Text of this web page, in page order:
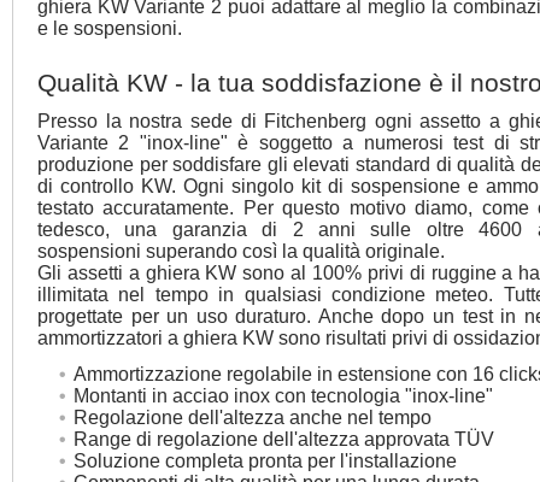
ghiera KW Variante 2 puoi adattare al meglio la
e le sospensioni.
Qualità KW - la tua soddisfazione è il
Presso la nostra sede di Fitchenberg ogni assetto a
Variante 2 "inox-line" è soggetto a numerosi test di
produzione per soddisfare gli elevati standard di qualità
di controllo KW. Ogni singolo kit di sospensione e
testato accuratamente. Per questo motivo diamo, come
tedesco, una garanzia di 2 anni sulle oltre 4600
sospensioni superando così la qualità originale.
Gli assetti a ghiera KW sono al 100% privi di ruggine a
illimitata nel tempo in qualsiasi condizione meteo.
progettate per un uso duraturo. Anche dopo un test in
ammortizzatori a ghiera KW sono risultati privi di
Ammortizzazione regolabile in estensione con 16
Montanti in acciao inox con tecnologia "inox-line"
Regolazione dell'altezza anche nel tempo
Range di regolazione dell'altezza approvata TÜV
Soluzione completa pronta per l'installazione